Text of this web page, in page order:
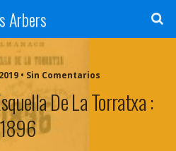
Arbers
• Sin Comentarios
De La Torratxa :